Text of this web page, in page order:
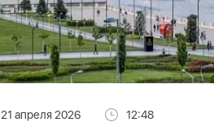
21 апреля 2026 12:48